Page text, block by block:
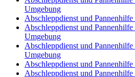
Umgebung
Abschleppdienst und
Abschleppdienst und
Umgebung
Abschleppdienst und
Umgebung
Abschleppdienst und
Abschleppdienst und